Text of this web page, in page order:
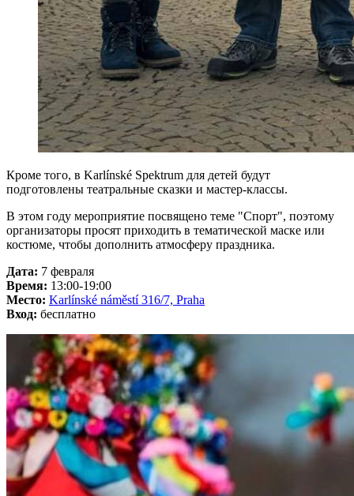
Кроме того, в Karlínské Spektrum для детей будут
подготовлены театральные сказки и мастер-классы.
В этом году мероприятие посвящено теме "Спорт", поэтому
организаторы просят приходить в тематической маске или
костюме, чтобы дополнить атмосферу праздника.
Дата: 7 февраля
Время: 13:00-19:00
Место: Karlínské náměstí 316/7, Praha
Вход: бесплатно